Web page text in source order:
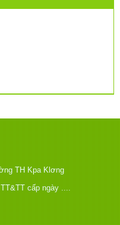
TH Kpa Klơng
cấp ngày ....